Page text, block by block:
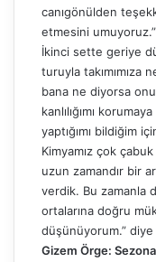
canıgönülden
etmesini umuyoruz.”
İkinci sette geriye
turuyla takımımıza
bana ne diyorsa
kanlılığımı
yaptığımı bildiğim
Kimyamız çok
uzun zamandır bir
verdik. Bu zamanla
ortalarına doğru
düşünüyorum.”
Gizem Örge: